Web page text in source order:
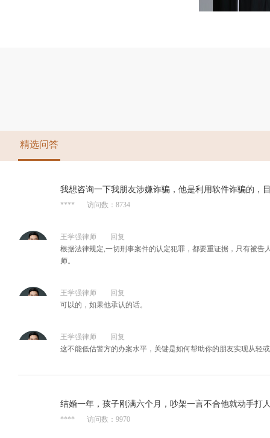
精选问答
我想咨询一下我朋友涉嫌诈骗，他是利用软件诈骗的，
**** 访问数：8734
王学强律师
回复
根据法律规定,一切刑事案件的认定犯罪，都要重证据，只有被
师。
王学强律师
回复
可以的，如果他承认的话。
王学强律师
回复
这不能低估警方的办案水平，关键是如何帮助你的朋友实现从轻
结婚一年，孩子刚满六个月，吵架一言不合他就动手打
**** 访问数：9970